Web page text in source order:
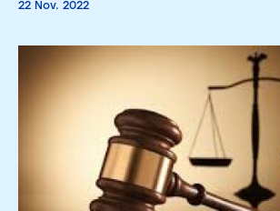
22 Nov. 2022